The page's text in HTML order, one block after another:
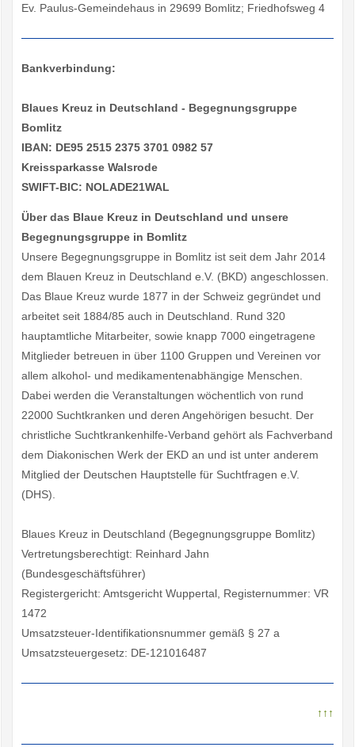
Ev. Paulus-Gemeindehaus in 29699 Bomlitz; Friedhofsweg 4
Bankverbindung:
Blaues Kreuz in Deutschland - Begegnungsgruppe
Bomlitz
IBAN: DE95 2515 2375 3701 0982 57
Kreissparkasse Walsrode
SWIFT-BIC: NOLADE21WAL
Über das Blaue Kreuz in Deutschland und unsere
Begegnungsgruppe in Bomlitz
Unsere Begegnungsgruppe in Bomlitz ist seit dem Jahr 2014
dem Blauen Kreuz in Deutschland e.V. (BKD) angeschlossen.
Das Blaue Kreuz wurde 1877 in der Schweiz gegründet und
arbeitet seit 1884/85 auch in Deutschland. Rund 320
hauptamtliche Mitarbeiter, sowie knapp 7000 eingetragene
Mitglieder betreuen in über 1100 Gruppen und Vereinen vor
allem alkohol- und medikamentenabhängige Menschen.
Dabei werden die Veranstaltungen wöchentlich von rund
22000 Suchtkranken und deren Angehörigen besucht. Der
christliche Suchtkrankenhilfe-Verband gehört als Fachverband
dem Diakonischen Werk der EKD an und ist unter anderem
Mitglied der Deutschen Hauptstelle für Suchtfragen e.V.
(DHS).
Blaues Kreuz in Deutschland (Begegnungsgruppe Bomlitz)
Vertretungsberechtigt: Reinhard Jahn
(Bundesgeschäftsführer)
Registergericht: Amtsgericht Wuppertal, Registernummer: VR
1472
Umsatzsteuer-Identifikationsnummer gemäß § 27 a
Umsatzsteuergesetz: DE-121016487
↑↑↑